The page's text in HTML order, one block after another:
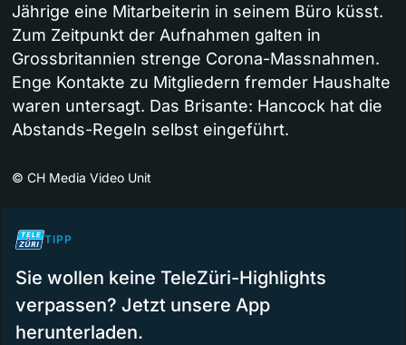
Jährige eine Mitarbeiterin in seinem Büro küsst.
Zum Zeitpunkt der Aufnahmen galten in
Grossbritannien strenge Corona-Massnahmen.
Enge Kontakte zu Mitgliedern fremder Haushalte
waren untersagt. Das Brisante: Hancock hat die
Abstands-Regeln selbst eingeführt.
© CH Media Video Unit
TIPP
Sie wollen keine TeleZüri-Highlights
verpassen? Jetzt unsere App
herunterladen.